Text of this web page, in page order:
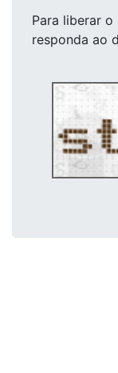
Para liberar o
responda ao